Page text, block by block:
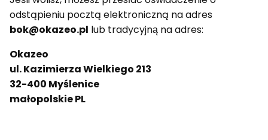
odstąpieniu pocztą elektroniczną na adres
bok@okazeo.pl lub tradycyjną na adres:
Okazeo
ul. Kazimierza Wielkiego 213
32-400 Myślenice
małopolskiePL